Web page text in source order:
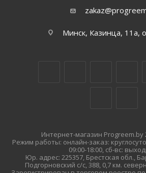
Минск, Казинца, 11а,
Интернет-магазин Progreem.by
Режим работы: онлайн-заказ:
09:00-18:00, сб-вс:
Юр. адрес: 225357, Брестская обл.,
Подгорновский с/с, 388, 0,7 км.